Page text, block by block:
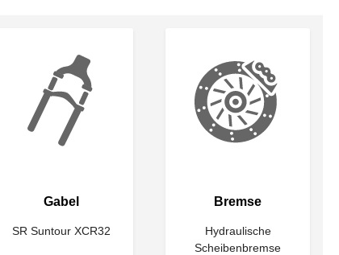
Gabel
SR Suntour XCR32
Bremse
Hydraulische
Scheibenbremse